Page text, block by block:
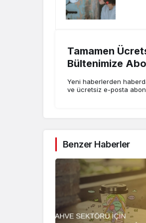
Tamamen
Bültenimize
Yeni haberlerden
ve ücretsiz e-posta
Benzer Haberler